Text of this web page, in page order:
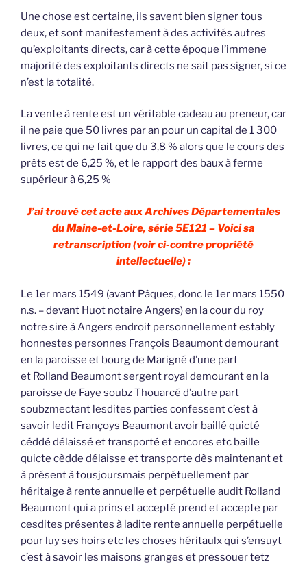
Une chose est certaine, ils savent bien signer tous
deux, et sont manifestement à des activités autres
qu’exploitants directs, car à cette époque l’immene
majorité des exploitants directs ne sait pas signer, si ce
n’est la totalité.
La vente à rente est un véritable cadeau au preneur, car
il ne paie que 50 livres par an pour un capital de 1 300
livres, ce qui ne fait que du 3,8 % alors que le cours des
prêts est de 6,25 %, et le rapport des baux à ferme
supérieur à 6,25 %
J’ai trouvé cet acte aux Archives Départementales
du Maine-et-Loire, série 5E121 – Voici sa
retranscription (voir ci-contre propriété
intellectuelle) :
Le 1er mars 1549 (avant Pâques, donc le 1er mars 1550
n.s. – devant Huot notaire Angers) en la cour du roy
notre sire à Angers endroit personnellement estably
honnestes personnes François Beaumont demourant
en la paroisse et bourg de Marigné d’une part
et Rolland Beaumont sergent royal demourant en la
paroisse de Faye soubz Thouarcé d’autre part
soubzmectant lesdites parties confessent c’est à
savoir ledit Françoys Beaumont avoir baillé quicté
céddé délaissé et transporté et encores etc baille
quicte cèdde délaisse et transporte dès maintenant et
à présent à tousjoursmais perpétuellement par
héritaige à rente annuelle et perpétuelle audit Rolland
Beaumont qui a prins et accepté prend et accepte par
cesdites présentes à ladite rente annuelle perpétuelle
pour luy ses hoirs etc les choses héritaulx qui s’ensuyt
c’est à savoir les maisons granges et pressouer tetz